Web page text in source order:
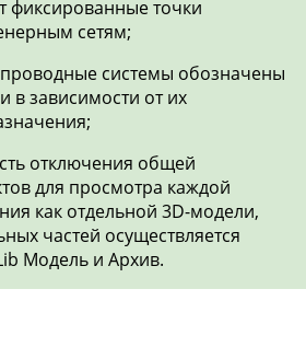
фиксированные точки
сетям;
системы обозначены
в зависимости от их
отключения общей
для просмотра каждой
как отдельной 3D-модели,
частей осуществляется
Модель и Архив.